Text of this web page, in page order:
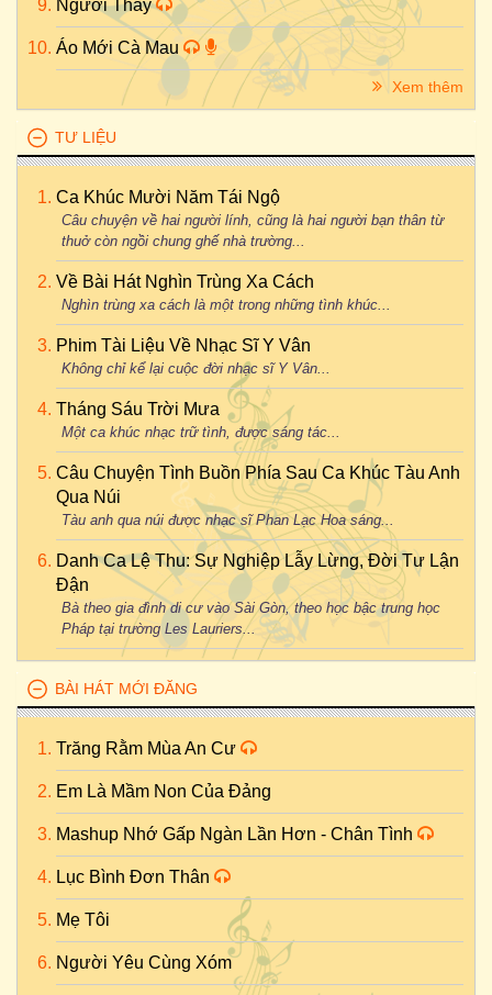
Người Thầy
Áo Mới Cà Mau
Xem thêm
TƯ LIỆU
Ca Khúc Mười Năm Tái Ngộ
Câu chuyện về hai người lính, cũng là hai người bạn thân từ
thuở còn ngồi chung ghế nhà trường...
Về Bài Hát Nghìn Trùng Xa Cách
Nghìn trùng xa cách là một trong những tình khúc...
Phim Tài Liệu Về Nhạc Sĩ Y Vân
Không chỉ kể lại cuộc đời nhạc sĩ Y Vân...
Tháng Sáu Trời Mưa
Một ca khúc nhạc trữ tình, được sáng tác...
Câu Chuyện Tình Buồn Phía Sau Ca Khúc Tàu Anh
Qua Núi
Tàu anh qua núi được nhạc sĩ Phan Lạc Hoa sáng...
Danh Ca Lệ Thu: Sự Nghiệp Lẫy Lừng, Đời Tư Lận
Đận
Bà theo gia đình di cư vào Sài Gòn, theo học bậc trung học
Pháp tại trường Les Lauriers...
BÀI HÁT MỚI ĐĂNG
Trăng Rằm Mùa An Cư
Em Là Mầm Non Của Đảng
Mashup Nhớ Gấp Ngàn Lần Hơn - Chân Tình
Lục Bình Đơn Thân
Mẹ Tôi
Người Yêu Cùng Xóm